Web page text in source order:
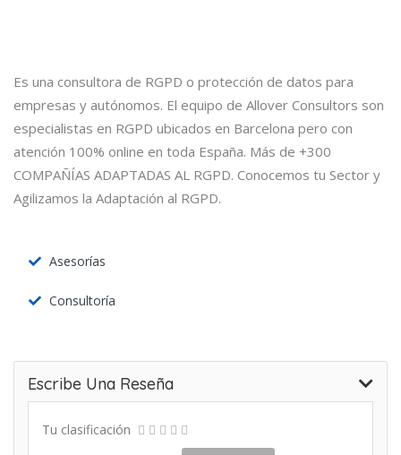
Es una consultora de RGPD o protección de datos para
empresas y autónomos. El equipo de Allover Consultors son
especialistas en RGPD ubicados en Barcelona pero con
atención 100% online en toda España. Más de +300
COMPAÑÍAS ADAPTADAS AL RGPD. Conocemos tu Sector y
Agilizamos la Adaptación al RGPD.
Asesorías
Consultoría
Escribe Una Reseña
Tu clasificación